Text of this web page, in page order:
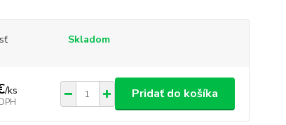
Skladom
/ks Pridať do košíka